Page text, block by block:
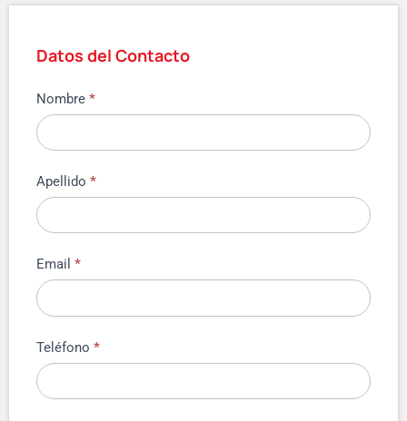
Datos del Contacto
Nombre *
Apellido *
Email *
Teléfono *